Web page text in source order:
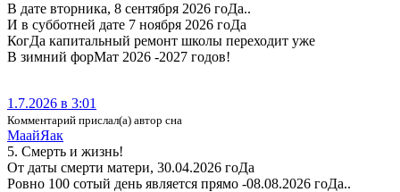
В дате вторника, 8 сентября 2026 гоДа..
И в субботней дате 7 ноября 2026 гоДа
КогДа капитальный ремонт школы переходит уже
В зимний форМат 2026 -2027 годов!
1.7.2026 в 3:01
Комментарий прислал(а) автор сна
МаайЯак
5. Смерть и жизнь!
От даты смерти матери, 30.04.2026 гоДа
Ровно 100 сотый день является прямо -08.08.2026 гоДа..